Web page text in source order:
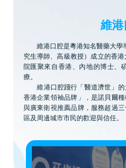
維
維港口腔是粵港知名醫藥大
究生導師、高級教授）成立的香
院匯聚來自香港、內地的博士、
療。
維港口腔踐行「醫道濟世」
香港企業領袖品牌」，是諾貝爾
與廣東衛視推薦品牌，服務超過
區及周邊城市市民的歡迎與信任。